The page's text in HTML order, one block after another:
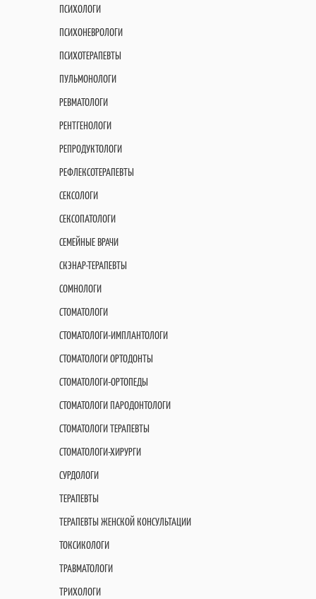
ПСИХОЛОГИ
ПСИХОНЕВРОЛОГИ
ПСИХОТЕРАПЕВТЫ
ПУЛЬМОНОЛОГИ
РЕВМАТОЛОГИ
РЕНТГЕНОЛОГИ
РЕПРОДУКТОЛОГИ
РЕФЛЕКСОТЕРАПЕВТЫ
СЕКСОЛОГИ
СЕКСОПАТОЛОГИ
СЕМЕЙНЫЕ ВРАЧИ
СКЭНАР-ТЕРАПЕВТЫ
СОМНОЛОГИ
СТОМАТОЛОГИ
СТОМАТОЛОГИ-ИМПЛАНТОЛОГИ
СТОМАТОЛОГИ ОРТОДОНТЫ
СТОМАТОЛОГИ-ОРТОПЕДЫ
СТОМАТОЛОГИ ПАРОДОНТОЛОГИ
СТОМАТОЛОГИ ТЕРАПЕВТЫ
СТОМАТОЛОГИ-ХИРУРГИ
СУРДОЛОГИ
ТЕРАПЕВТЫ
ТЕРАПЕВТЫ ЖЕНСКОЙ КОНСУЛЬТАЦИИ
ТОКСИКОЛОГИ
ТРАВМАТОЛОГИ
ТРИХОЛОГИ